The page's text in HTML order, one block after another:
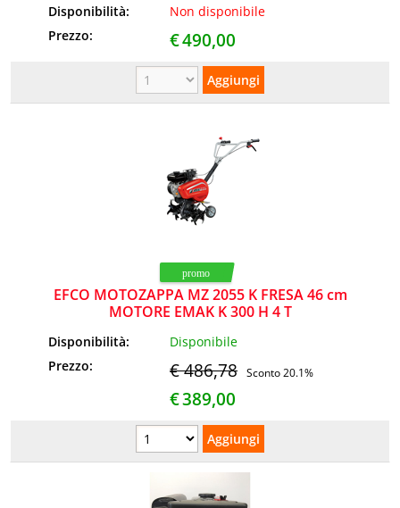
Disponibilità:
Non disponibile
Prezzo:
€490,00
EFCO MOTOZAPPA MZ 2055 K FRESA 46 cm
MOTORE EMAK K 300 H 4 T
Disponibilità:
Disponibile
Prezzo:
€ 486,78 Sconto 20.1%
€389,00